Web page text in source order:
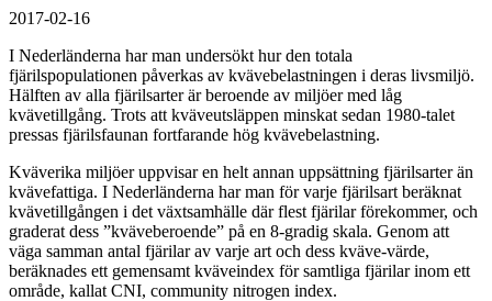
2017-02-16
I Nederländerna har man undersökt hur den totala
fjärilspopulationen påverkas av kvävebelastningen i deras livsmiljö.
Hälften av alla fjärilsarter är beroende av miljöer med låg
kvävetillgång. Trots att kväveutsläppen minskat sedan 1980-talet
pressas fjärilsfaunan fortfarande hög kvävebelastning.
Kväverika miljöer uppvisar en helt annan uppsättning fjärilsarter än
kvävefattiga. I Nederländerna har man för varje fjärilsart beräknat
kvävetillgången i det växtsamhälle där flest fjärilar förekommer, och
graderat dess ”kväveberoende” på en 8-gradig skala. Genom att
väga samman antal fjärilar av varje art och dess kväve-värde,
beräknades ett gemensamt kväveindex för samtliga fjärilar inom ett
område, kallat CNI, community nitrogen index.